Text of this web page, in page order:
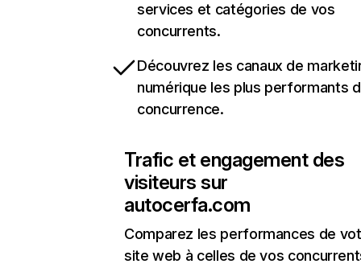
services et catégories de vos
concurrents.
Découvrez les canaux de
numérique les plus performants
concurrence.
Trafic et engagement des
visiteurs sur
autocerfa.com
Comparez les performances de
site web à celles de vos